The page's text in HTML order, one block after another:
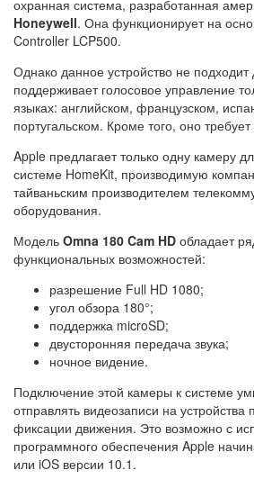
охранная система, разработанная
Honeywell. Она функционирует на
Controller LCP500.
Однако данное устройство не подходит
поддерживает голосовое управление
языках: английском, французском,
португальском. Кроме того, оно
Apple предлагает только одну камеру
системе HomeKit, производимую
тайваньским производителем
оборудования.
Модель Omna 180 Cam HD обладает
функциональных возможностей:
разрешение Full HD 1080;
угол обзора 180°;
поддержка microSD;
двусторонняя передача звука;
ночное видение.
Подключение этой камеры к системе
отправлять видеозаписи на устройства
фиксации движения. Это возможно с
программного обеспечения Apple
или iOS версии 10.1.